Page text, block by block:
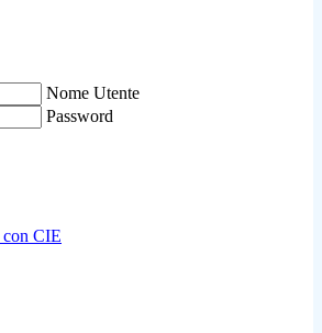
Nome Utente
Password
con CIE